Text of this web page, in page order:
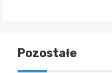
Pozostałe